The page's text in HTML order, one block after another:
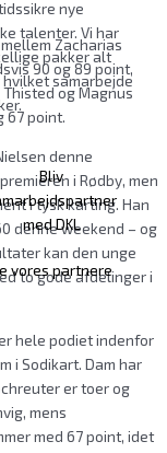
nye
talenter. Vi har
pakker alt
samarbejde
Bliv
med DKL
vores partnere
Zacharias
90 og 89 point,
og Magnus
67 point.
denne
i Rødby, men
i tysk karting. Han
denne weekend – og
kan den unge
to gode afdelinger i
hele podiet indenfor
i Sodikart. Dam har
er toer og
mens
med 67 point, idet